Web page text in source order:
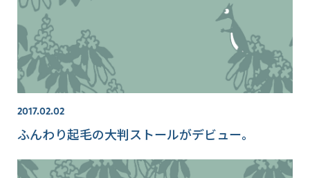
2017.02.02
ふんわり起毛の大判ストールがデビュー。